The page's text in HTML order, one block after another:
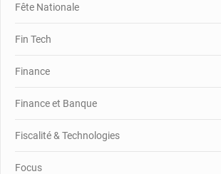
Fête Nationale
Fin Tech
Finance
Finance et Banque
Fiscalité & Technologies
Focus